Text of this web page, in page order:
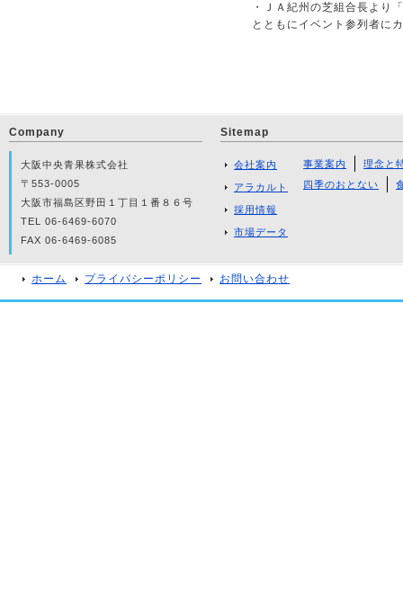
・ＪＡ紀州の芝組合長より
とともにイベント参列者に
Sitemap
会社案内
アラカルト
採用情報
市場データ
事業案内
理念と
四季のおとない
Company
大阪中央青果株式会社
〒553-0005
大阪市福島区野田１丁目１番８６号
TEL 06-6469-6070
FAX 06-6469-6085
ホーム プライバシーポリシー お問い合わせ